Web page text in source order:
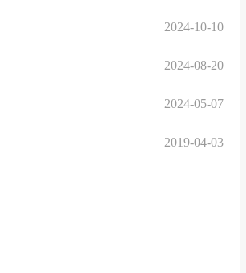
2024-10-10
2024-08-20
2024-05-07
2019-04-03